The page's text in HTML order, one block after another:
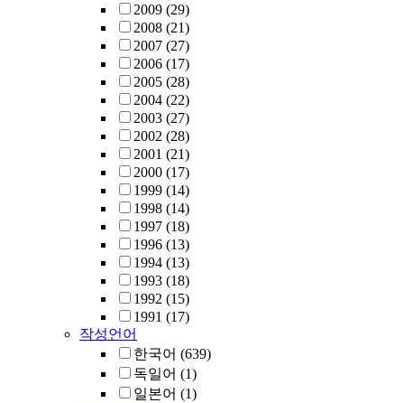
2009 (29)
2008 (21)
2007 (27)
2006 (17)
2005 (28)
2004 (22)
2003 (27)
2002 (28)
2001 (21)
2000 (17)
1999 (14)
1998 (14)
1997 (18)
1996 (13)
1994 (13)
1993 (18)
1992 (15)
1991 (17)
작성언어
한국어 (639)
독일어 (1)
일본어 (1)